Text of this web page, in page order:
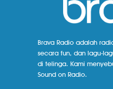
Brava Radio adalah
secara fun, dan lagu-
di telinga. Kami
Sound on Radio.